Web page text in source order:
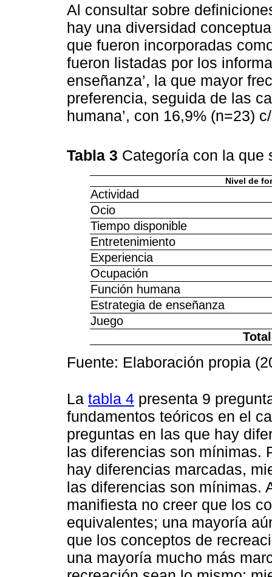
Al consultar sobre
hay una diversidad
que fueron incorporadas
fueron listadas por los
enseñanza’, la que mayor
preferencia, seguida de las
humana’, con 16,9% (n=23)
Tabla 3 Categoría con la
Nivel de
Actividad
Ocio
Tiempo disponible
Entretenimiento
Experiencia
Ocupación
Función humana
Estrategia de enseñanza
Juego
Fuente: Elaboración propia
La tabla 4 presenta 9
fundamentos teóricos en el
preguntas en las que hay
las diferencias son mínimas.
hay diferencias marcadas,
las diferencias son mínimas.
manifiesta no creer que los
equivalentes; una mayoría
que los conceptos de
una mayoría mucho más